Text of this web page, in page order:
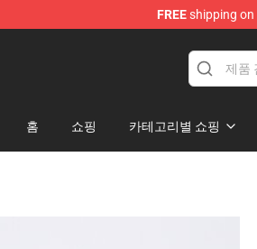
FREEshipping on
홈 쇼핑 카테고리별 쇼핑